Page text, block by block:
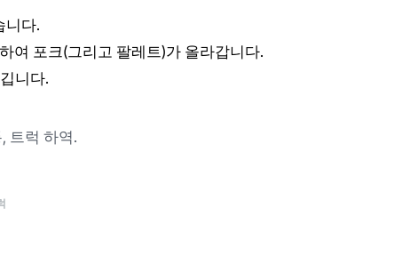
니다.
여 포크(그리고 팔레트)가 올라갑니다.
니다.
트럭 하역.